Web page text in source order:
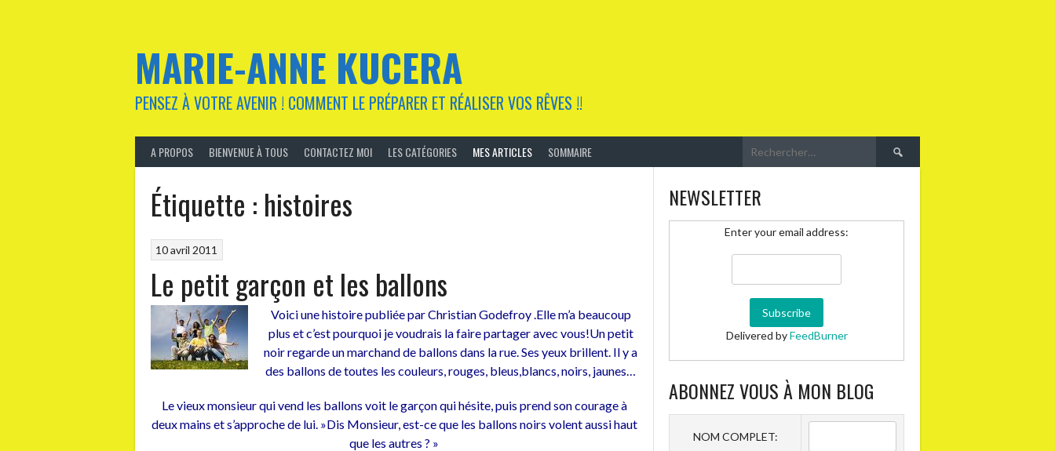
MARIE-ANNE KUCERA
PENSEZ À VOTRE AVENIR ! COMMENT LE PRÉPARER ET RÉALISER VOS RÊVES !!
A PROPOS BIENVENUE À TOUS CONTACTEZ MOI LES CATÉGORIES MES ARTICLES SOMMAIRE Rechercher :
Étiquette : histoires
10 avril 2011
Le petit garçon et les ballons
Voici une histoire publiée par Christian Godefroy .Elle m’a beaucoup
plus et c’est pourquoi je voudrais la faire partager avec vous!Un petit
noir regarde un marchand de ballons dans la rue. Ses yeux brillent. Il y a
des ballons de toutes les couleurs, rouges, bleus,blancs, noirs, jaunes…
Le vieux monsieur qui vend les ballons voit le garçon qui hésite, puis prend son courage à
deux mains et s’approche de lui. »Dis Monsieur, est-ce que les ballons noirs volent aussi haut
que les autres ? »
NEWSLETTER
Enter your email address:
Delivered byFeedBurner
ABONNEZ VOUS À MON BLOG
NOM COMPLET: